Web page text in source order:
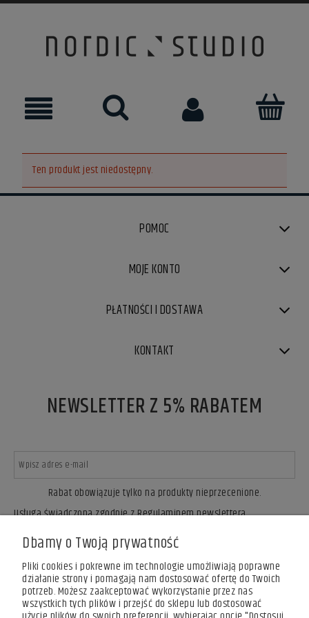
Ten produkt jest niedostępny.
POMOC
MOJE KONTO
PŁATNOŚCI I DOSTAWA
KONTAKT
NEWSLETTER Z 5% RABATEM
Rabat obowiązuje tylko na produkty nieprzecenione.
ZAPISZ SIĘ
Usługa świadczona zgodnie z Regulaminem newslettera.
Dbamy o Twoją prywatność
Pliki cookies i pokrewne im technologie umożliwiają poprawne
działanie strony i pomagają nam dostosować ofertę do Twoich
potrzeb. Możesz zaakceptować wykorzystanie przez nas
wszystkich tych plików i przejść do sklepu lub dostosować